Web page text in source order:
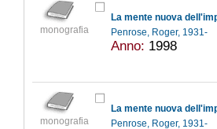
monografia
La mente nuova
Penrose, Roger, 1931-
Anno: 1998
monografia
La mente nuova
Penrose, Roger, 1931-